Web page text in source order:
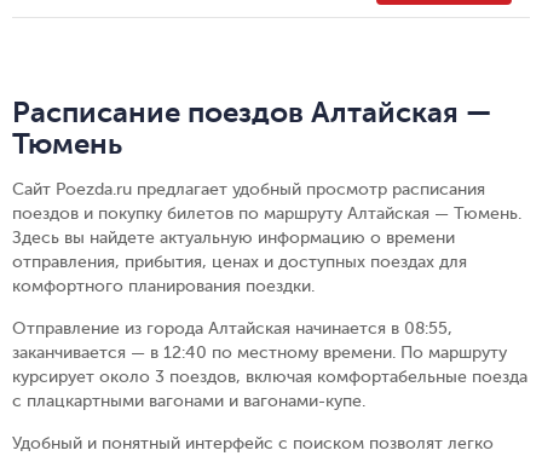
Расписание поездов Алтайская —
Тюмень
Сайт Poezda.ru предлагает удобный просмотр расписания
поездов и покупку билетов по маршруту Алтайская — Тюмень.
Здесь вы найдете актуальную информацию о времени
отправления, прибытия, ценах и доступных поездах для
комфортного планирования поездки.
Отправление из города Алтайская начинается в 08:55,
заканчивается — в 12:40 по местному времени. По маршруту
курсирует около 3 поездов, включая комфортабельные поезда
с плацкартными вагонами и вагонами-купе.
Удобный и понятный интерфейс с поиском позволят легко